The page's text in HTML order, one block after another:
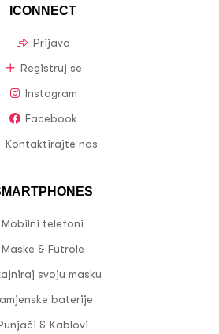
ICONNECT
Prijava
Registruj se
Instagram
Facebook
Kontaktirajte nas
Mobilni telefoni
Maske & Futrole
svoju masku
baterije
& Kablovi